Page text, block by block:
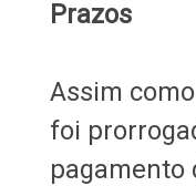
Prazos
Assim
foi
pagamento